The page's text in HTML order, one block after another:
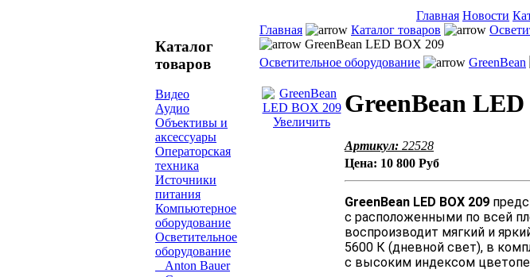
Главная Новости
Каталог
товаров
Видео
Аудио
Объективы и
аксессуары
Операторская
техника
Источники
питания
Компьютерное
оборудование
Осветительное
оборудование
Anton Bauer
Главная Каталог товаров
GreenBean LED BOX 209
Осветительное оборудование
GreenBean
Увеличить
GreenBean
Артикул: 22528
Цена: 10 800 Руб
GreenBean LED BOX 209
с расположенными по всей
воспроизводит мягкий и
5600 К (дневной свет), в
с высоким индексом